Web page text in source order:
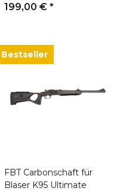
199,00 € *
Bestseller
FBT Carbonschaft für
Blaser K95 Ultimate